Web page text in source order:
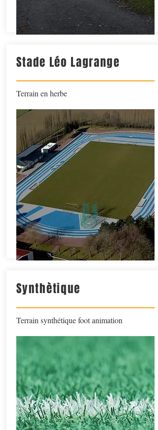
Stade Léo Lagrange
Terrain en herbe
Synthètique
Terrain synthétique foot animation